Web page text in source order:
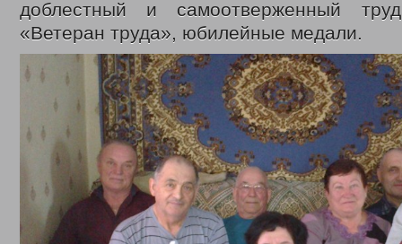
доблестный и самоотверженный
«Ветеран труда», юбилейные медали.